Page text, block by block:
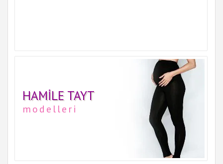
HAMILE TAYT
modelleri